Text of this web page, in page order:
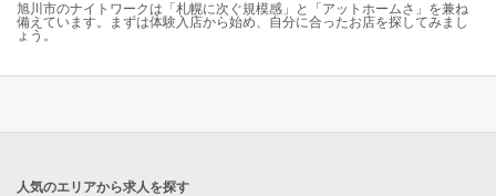
旭川市のナイトワークは「札幌に次ぐ規模感」と「アットホームさ」を兼ね
備えています。まずは体験入店から始め、自分に合ったお店を探してみまし
ょう。
人気のエリアから求人を探す